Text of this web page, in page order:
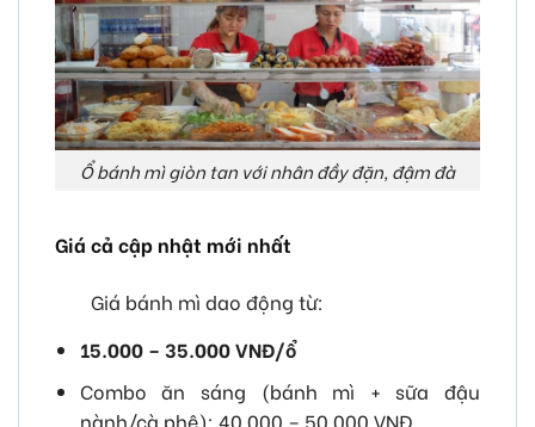
Ổ bánh mì giòn tan với nhân đầy đặn, đậm đà
Giá cả cập nhật mới nhất
Giá bánh mì dao động từ:
15.000 – 35.000 VNĐ/ổ
Combo ăn sáng (bánh mì + sữa đậu
nành/cà phê): 40.000 – 50.000 VNĐ